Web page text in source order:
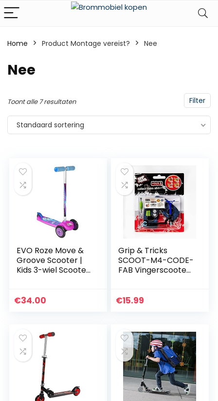
Home Product Montage vereist? ‎Nee
‎Nee
Filter
Toont alle 7 resultaten
Standaard sortering
EVO Roze Move &
Groove Scooter |
Kids 3-wiel Scooter
€34.00
Grip & Tricks
SCOOT-M4-CODE-
FAB Vingerscooter
€15.99